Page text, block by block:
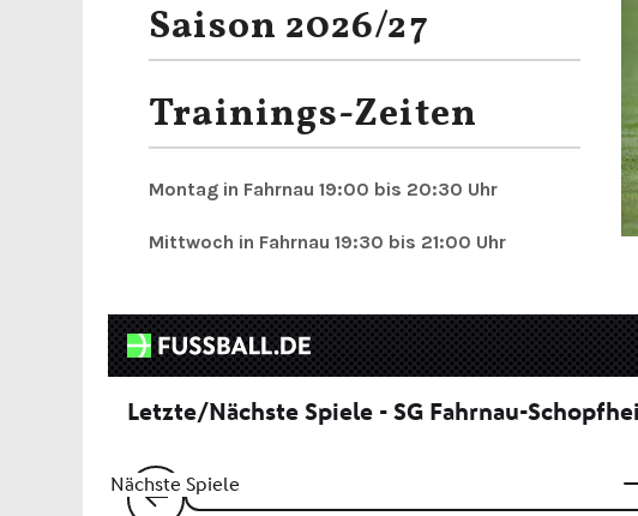
Saison 2026/27
Trainings-Zeiten
Montag in Fahrnau 19:00 bis 20:30 Uhr
Mittwoch in Fahrnau 19:30 bis 21:00 Uhr